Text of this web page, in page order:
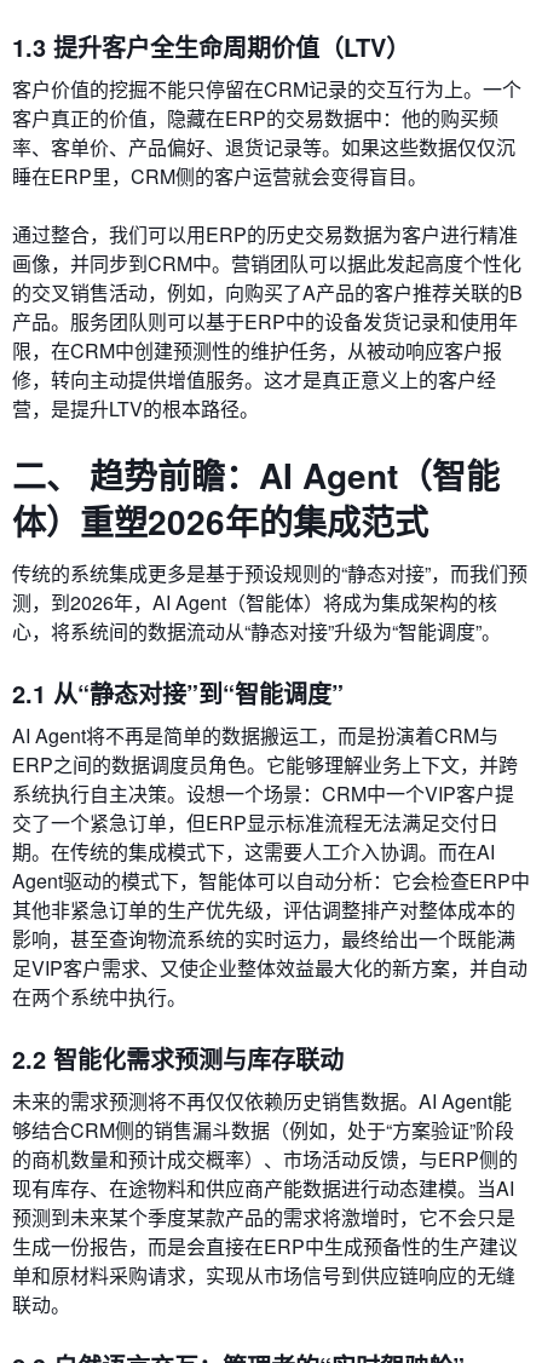
1.3 提升客户全生命周期价值（LTV）
客户价值的挖掘不能只停留在CRM记录的交互行为上。一个
客户真正的价值，隐藏在ERP的交易数据中：他的购买频
率、客单价、产品偏好、退货记录等。如果这些数据仅仅沉
睡在ERP里，CRM侧的客户运营就会变得盲目。
通过整合，我们可以用ERP的历史交易数据为客户进行精准
画像，并同步到CRM中。营销团队可以据此发起高度个性化
的交叉销售活动，例如，向购买了A产品的客户推荐关联的B
产品。服务团队则可以基于ERP中的设备发货记录和使用年
限，在CRM中创建预测性的维护任务，从被动响应客户报
修，转向主动提供增值服务。这才是真正意义上的客户经
营，是提升LTV的根本路径。
二、 趋势前瞻：AI Agent（智能
体）重塑2026年的集成范式
传统的系统集成更多是基于预设规则的“静态对接”，而我们预
测，到2026年，AI Agent（智能体）将成为集成架构的核
心，将系统间的数据流动从“静态对接”升级为“智能调度”。
2.1 从“静态对接”到“智能调度”
AI Agent将不再是简单的数据搬运工，而是扮演着CRM与
ERP之间的数据调度员角色。它能够理解业务上下文，并跨
系统执行自主决策。设想一个场景：CRM中一个VIP客户提
交了一个紧急订单，但ERP显示标准流程无法满足交付日
期。在传统的集成模式下，这需要人工介入协调。而在AI
Agent驱动的模式下，智能体可以自动分析：它会检查ERP中
其他非紧急订单的生产优先级，评估调整排产对整体成本的
影响，甚至查询物流系统的实时运力，最终给出一个既能满
足VIP客户需求、又使企业整体效益最大化的新方案，并自动
在两个系统中执行。
2.2 智能化需求预测与库存联动
未来的需求预测将不再仅仅依赖历史销售数据。AI Agent能
够结合CRM侧的销售漏斗数据（例如，处于“方案验证”阶段
的商机数量和预计成交概率）、市场活动反馈，与ERP侧的
现有库存、在途物料和供应商产能数据进行动态建模。当AI
预测到未来某个季度某款产品的需求将激增时，它不会只是
生成一份报告，而是会直接在ERP中生成预备性的生产建议
单和原材料采购请求，实现从市场信号到供应链响应的无缝
联动。